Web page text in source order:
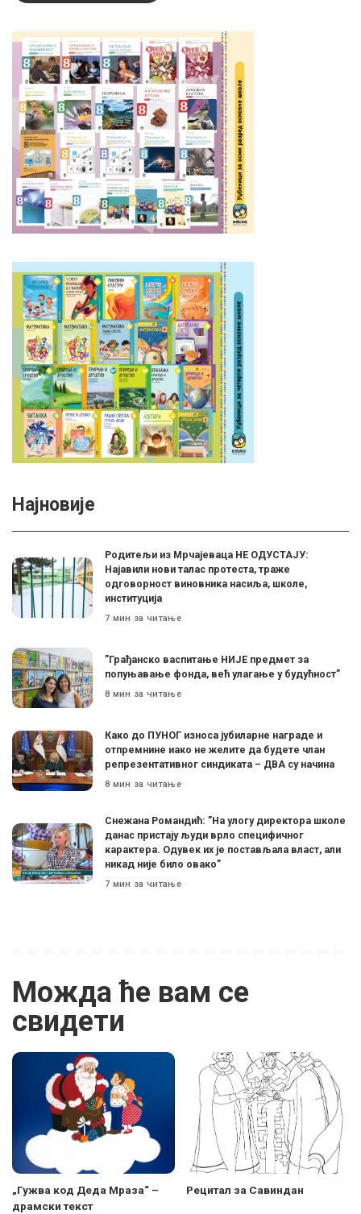
Најновије
Родитељи из Мрчајеваца НЕ ОДУСТАЈУ:
Најавили нови талас протеста, траже
одговорност виновника насиља, школе,
институција
7 мин за читање
”Грађанско васпитање НИЈЕ предмет за
попуњавање фонда, већ улагање у будућност”
8 мин за читање
Како до ПУНОГ износа јубиларне награде и
отпремнине иако не желите да будете члан
репрезентативног синдиката – ДВА су начина
8 мин за читање
Снежана Романдић: ”На улогу директора школе
данас пристају људи врло специфичног
карактера. Одувек их је постављала власт, али
никад није било овако”
7 мин за читање
Можда ће вам се
свидети
„Гужва код Деда Мраза“ –
драмски текст
Рецитал за Савиндан